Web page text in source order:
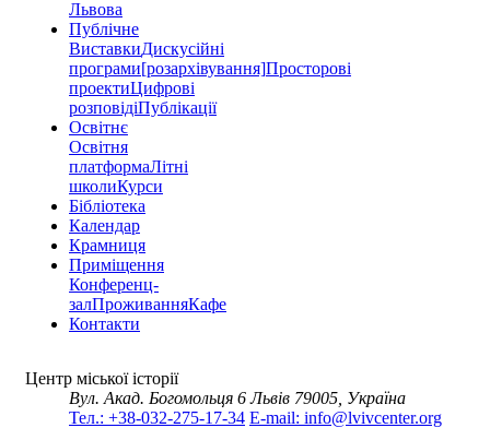
Львова
Публічне
ВиставкиДискусійні
програми[розархівування]Просторові
проектиЦифрові
розповідіПублікації
Освітнє
Освітня
платформаЛітні
школиКурси
Бібліотека
Календар
Крамниця
Приміщення
Конференц-
залПроживанняКафе
Контакти
Центр міської історії
Вул. Акад. Богомольця 6 Львів 79005, Україна
Тел.: +38-032-275-17-34 E-mail: info@lvivcenter.org